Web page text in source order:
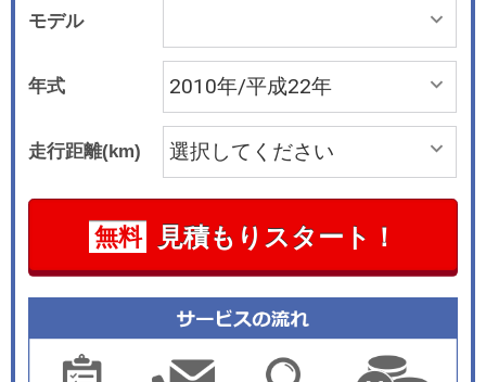
クロールターボ仕様は135kW(184ps)/240N・mの
パワー＆トルクを発生する。トランスミッション
はエンジンにかかわらず6速ATと6速MTの選択が
可能だ。車速に応じてステアリングの補助力を変
化させる電動式のパワーアシストステアリングが
装備される。DSC、6個のSRSエアバッグ、全席3
点式シートベルトEBD付きABSなど安全装備も充
実している。2010年5月の改良では、ブレーキエ
ネルギー回生システムやマニュアル車にスタート
モデル
年式
走行距離(km)
無料 見積もりスタート！